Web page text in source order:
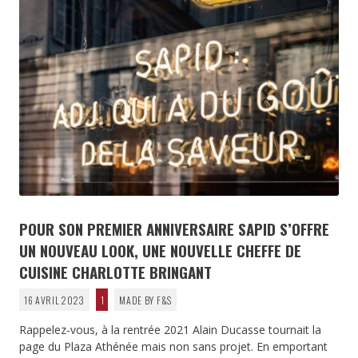
POUR SON PREMIER ANNIVERSAIRE SAPID S’OFFRE
UN NOUVEAU LOOK, UNE NOUVELLE CHEFFE DE
CUISINE CHARLOTTE BRINGANT
16 AVRIL 2023 1 MADE BY F&S
Rappelez-vous, à la rentrée 2021 Alain Ducasse tournait la
page du Plaza Athénée mais non sans projet. En emportant